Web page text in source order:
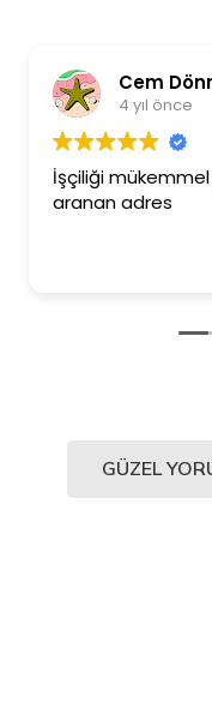
Cem
4 yıl önce
İşçiliği
aranan adres
GÜZEL